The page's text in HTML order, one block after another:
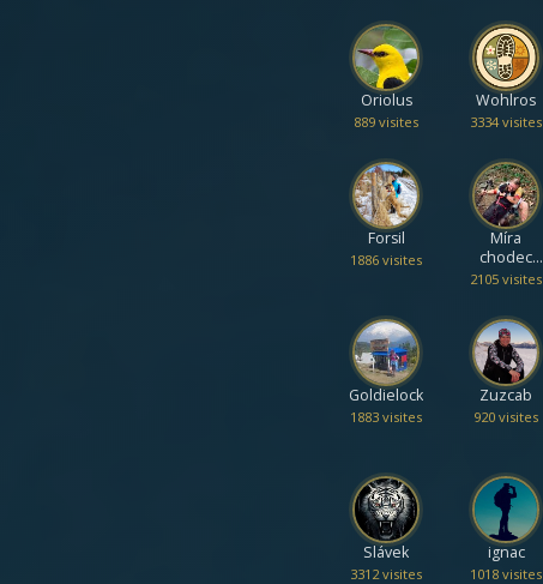
Oriolus
889 visites
Wohlros
3334 visites
Forsil
1886 visites
Míra
chodec
Liberec
2105 visites
Goldielock
1883 visites
Zuzcab
920 visites
Slávek
3312 visites
ignac
1018 visites